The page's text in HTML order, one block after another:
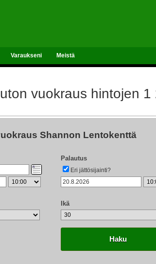
Varaukseni Meistä
vuokraus hintojen
Shannon Lentokenttä
Palautus
Eri jättösijainti?
Ikä
Haku